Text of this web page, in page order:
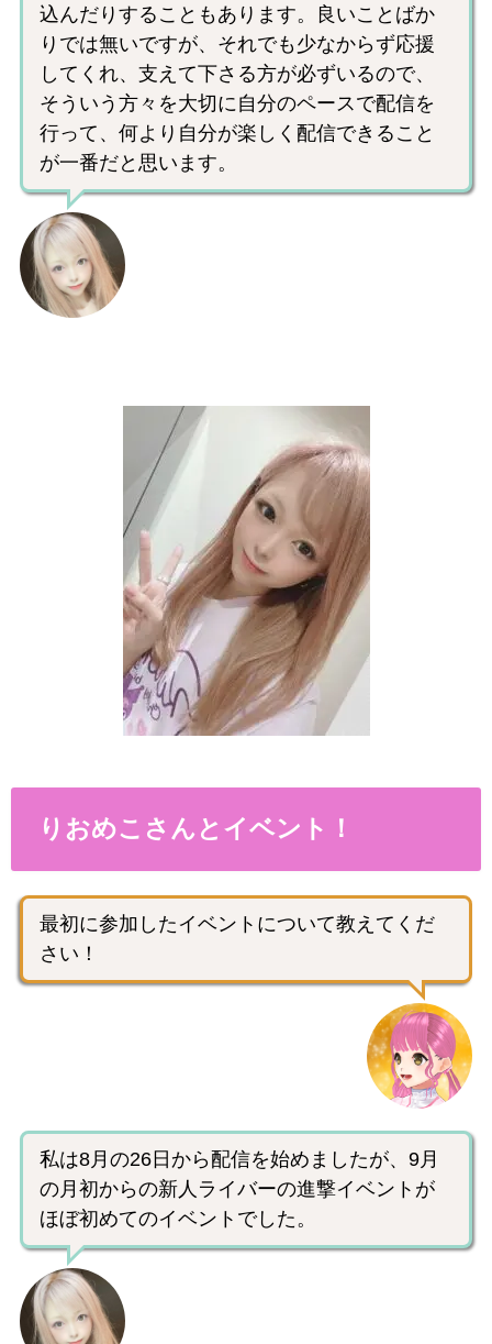
込んだりすることもあります。良いことばか
りでは無いですが、それでも少なからず応援
してくれ、支えて下さる方が必ずいるので、
そういう方々を大切に自分のペースで配信を
行って、何より自分が楽しく配信できること
が一番だと思います。
りおめこさんとイベント！
最初に参加したイベントについて教えてくだ
さい！
私は8月の26日から配信を始めましたが、9月
の月初からの新人ライバーの進撃イベントが
ほぼ初めてのイベントでした。